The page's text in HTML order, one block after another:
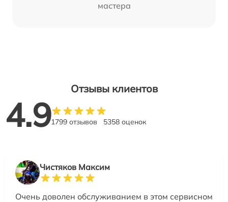
мастера
Отзывы клиентов
4.91799 отзывов 5358 оценок
Чистяков Максим
Очень доволен обслуживанием в этом сервисном